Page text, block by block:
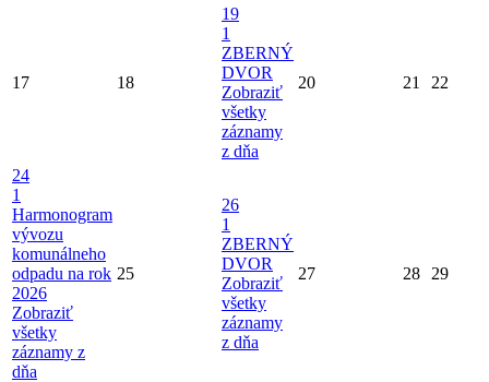
17 18
19
1
ZBERNÝ
DVOR
Zobraziť
všetky
záznamy
z dňa
20 21 22
24
1
Harmonogram
vývozu
komunálneho
odpadu na rok
2026
Zobraziť
všetky
záznamy z
dňa
25
26
1
ZBERNÝ
DVOR
Zobraziť
všetky
záznamy
z dňa
27 28 29